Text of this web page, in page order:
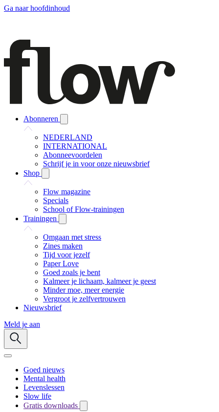
Ga naar hoofdinhoud
Abonneren
NEDERLAND
INTERNATIONAL
Abonneevoordelen
Schrijf je in voor onze nieuwsbrief
Shop
Flow magazine
Specials
School of Flow-trainingen
Trainingen
Omgaan met stress
Zines maken
Tijd voor jezelf
Paper Love
Goed zoals je bent
Kalmeer je lichaam, kalmeer je geest
Minder moe, meer energie
Vergroot je zelfvertrouwen
Nieuwsbrief
Meld je aan
Goed nieuws
Mental health
Levenslessen
Slow life
Gratis downloads